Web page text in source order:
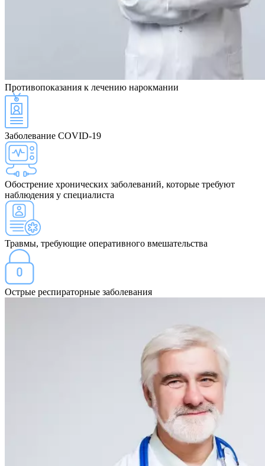
Противопоказания к лечению нарокмании
Заболевание COVID-19
Обострение хронических заболеваний, которые требуют
наблюдения у специалиста
Травмы, требующие оперативного вмешательства
Острые респираторные заболевания